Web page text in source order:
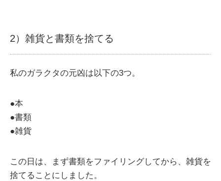
2）雑貨と書類を捨てる
私のガラクタの元凶は以下の3つ。
●本
●書類
●雑貨
この日は、まず書類をファイリングしてから、雑貨を
捨てることにしました。